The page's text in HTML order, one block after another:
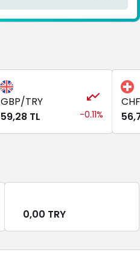
GBP/TRY
59,28 TL
-0.11%
0,00 TRY